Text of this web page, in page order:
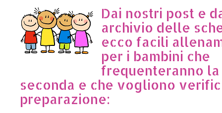
Dai nostri post e
archivio delle
ecco facili
per i bambini che
frequenteranno
seconda e che vogliono
preparazione: